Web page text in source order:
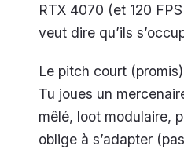
RTX 4070 (et 120
veut dire qu’ils
Le pitch court (promis)
Tu joues un
mêlé, loot modulaire,
oblige à s’adapter